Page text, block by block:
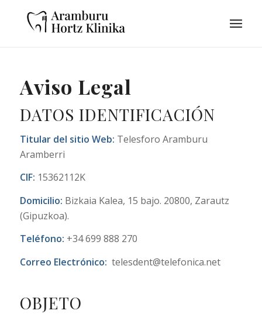
Aviso Legal
DATOS IDENTIFICACIÓN
Titular del sitio Web: Telesforo Aramburu
Aramberri
CIF: 15362112K
Domicilio: Bizkaia Kalea, 15 bajo. 20800, Zarautz
(Gipuzkoa).
Teléfono: +34 699 888 270
Correo Electrónico: telesdent@telefonica.net
OBJETO